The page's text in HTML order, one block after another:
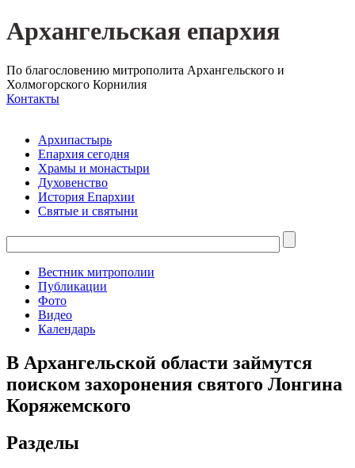
Архангельская епархия
По благословению митрополита Архангельского и
Холмогорского Корнилия
Контакты
Архипастырь
Епархия сегодня
Храмы и монастыри
Духовенство
История Епархии
Святые и святыни
Вестник митрополии
Публикации
Фото
Видео
Календарь
В Архангельской области займутся
поиском захоронения святого Лонгина
Коряжемского
Разделы